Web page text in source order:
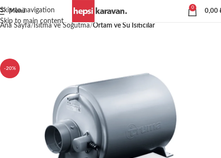
Skip to navigation
Skip to main content
Menü
0
0,00
Ana Sayfa Isıtma ve Soğutma Ortam ve Su Isıtıcılar
-20%